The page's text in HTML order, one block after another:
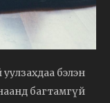
бэлэн
багтамгүй